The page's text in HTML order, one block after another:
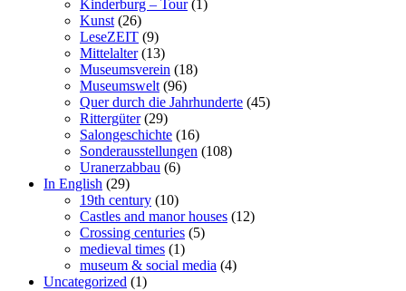
Kinderburg – Tour(1)
Kunst (26)
LeseZEIT (9)
Mittelalter(13)
Museumsverein (18)
Museumswelt (96)
Quer durch die Jahrhunderte (45)
Rittergüter(29)
Salongeschichte (16)
Sonderausstellungen (108)
Uranerzabbau (6)
In English (29)
19th century (10)
Castles and manor houses (12)
Crossing centuries (5)
medieval times (1)
museum & social media (4)
Uncategorized (1)